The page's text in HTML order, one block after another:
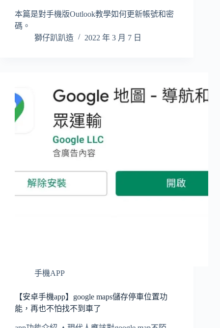
本篇是對手機版Outlook教學如何更新帳號和密
碼。
獅仔趴趴造
2022 年 3 月 7 日
手機APP
【安卓手機app】google maps儲存停車位置功
能，再也不怕找不到車了